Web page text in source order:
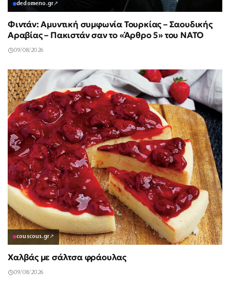
dedomeno.gr↗
Φιντάν: Αμυντική συμφωνία Τουρκίας – Σαουδικής
Αραβίας – Πακιστάν σαν το «Άρθρο 5» του ΝΑΤΟ
09/08/2026
couscous.gr↗
Χαλβάς με σάλτσα φράουλας
09/08/2026